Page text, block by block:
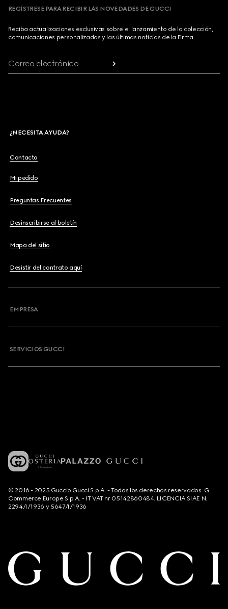
REGÍSTRESE PARA RECIBIR LAS NOVEDADES DE GUCCI
Reciba actualizaciones exclusivas sobre el lanzamiento de la colección,
comunicaciones personalizadas y las últimas noticias de la Firma.
Correo electrónico
¿NECESITA AYUDA?
Contacto
Mi pedido
Preguntas Frecuentes
Desinscribirse al boletín
Mapa del sitio
Desistir del contrato aquí
EMPRESA
SERVICIOS GUCCI
© 2016 - 2025 Guccio Gucci S.p.A. - Todos los derechos reservados. G
Commerce Europe S.p.A. - IT VAT nr 05142860484. LICENCIA SIAE N.
2294/I/1936 y 5647/I/1936